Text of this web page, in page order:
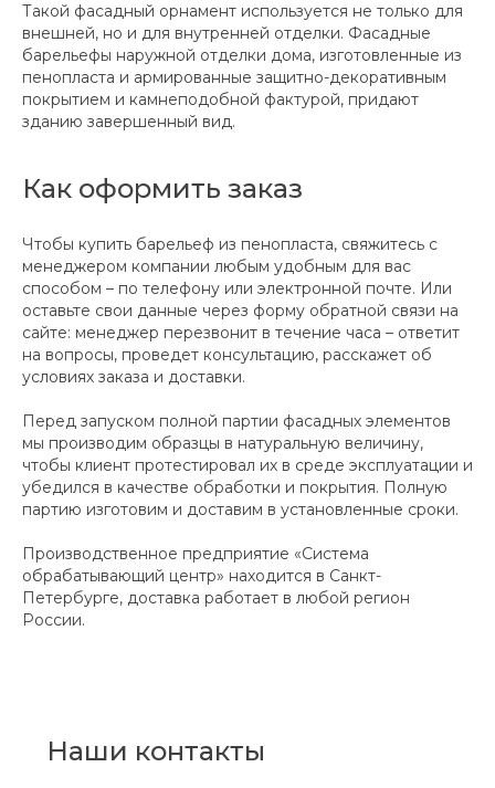
Такой фасадный орнамент используется не только для
внешней, но и для внутренней отделки. Фасадные
барельефы наружной отделки дома, изготовленные из
пенопласта и армированные защитно-декоративным
покрытием и камнеподобной фактурой, придают
зданию завершенный вид.
Как оформить заказ
Чтобы купить барельеф из пенопласта, свяжитесь с
менеджером компании любым удобным для вас
способом – по телефону или электронной почте. Или
оставьте свои данные через форму обратной связи на
сайте: менеджер перезвонит в течение часа – ответит
на вопросы, проведет консультацию, расскажет об
условиях заказа и доставки.
Перед запуском полной партии фасадных элементов
мы производим образцы в натуральную величину,
чтобы клиент протестировал их в среде эксплуатации и
убедился в качестве обработки и покрытия. Полную
партию изготовим и доставим в установленные сроки.
Производственное предприятие «Система
обрабатывающий центр» находится в Санкт-
Петербурге, доставка работает в любой регион
России.
Наши контакты